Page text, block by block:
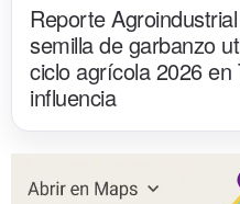
Reporte
semilla de garbanzo
ciclo agrícola 2026
influencia